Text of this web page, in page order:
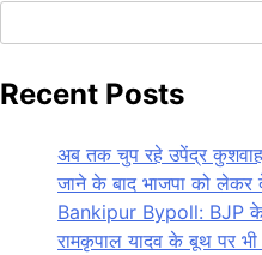
Recent Posts
अब तक चुप रहे उपेंद्र
जाने के बाद भाजपा को लेकर
Bankipur Bypoll: BJP के
रामकृपाल यादव के बूथ पर भी